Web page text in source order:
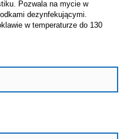
Pozwala na mycie w
dezynfekującymi.
w temperaturze do 130